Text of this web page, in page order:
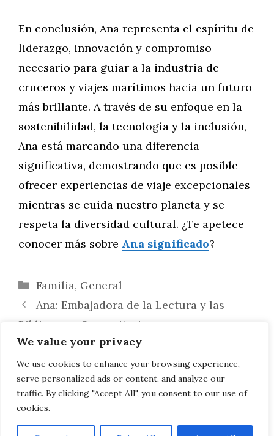
We value your privacy
We use cookies to enhance your browsing experience,
serve personalized ads or content, and analyze our
traffic. By clicking "Accept All", you consent to our use of
cookies.
En conclusión, Ana representa el espíritu de
liderazgo, innovación y compromiso
necesario para guiar a la industria de
cruceros y viajes marítimos hacia un futuro
más brillante. A través de su enfoque en la
sostenibilidad, la tecnología y la inclusión,
Ana está marcando una diferencia
significativa, demostrando que es posible
ofrecer experiencias de viaje excepcionales
mientras se cuida nuestro planeta y se
respeta la diversidad cultural. ¿Te apetece
conocer más sobre Ana significado?
Categorías
Familia, General
Ana: Embajadora de la Lectura y las
Bibliotecas Comunitarias
Simplifica tu Trámite: Cómo Solicitar el
Cambio de Titularidad de una Moto de
Segunda Mano en Madrid